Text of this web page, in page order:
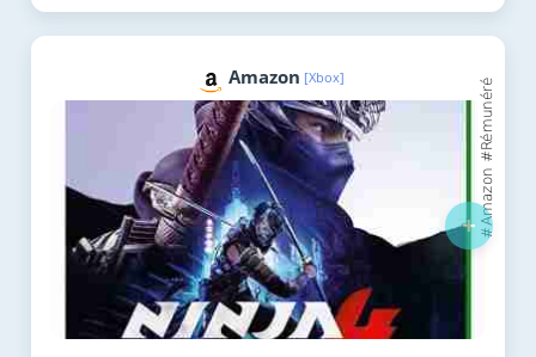
Amazon [Xbox]
+